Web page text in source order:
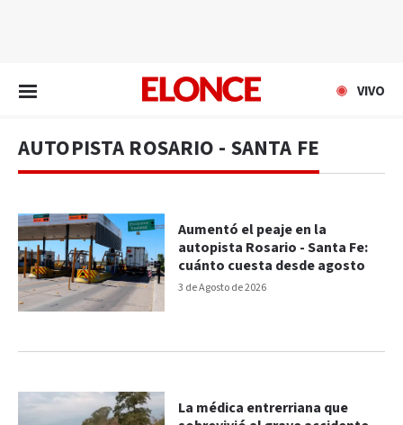
VIVO
AUTOPISTA ROSARIO - SANTA FE
3 de Agosto de 2026
Aumentó el peaje en la
autopista Rosario - Santa Fe:
cuánto cuesta desde agosto
La médica entrerriana que